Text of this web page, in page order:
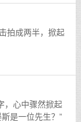
拍成两半，掀起
，心中骤然掀起
是一位先生？”